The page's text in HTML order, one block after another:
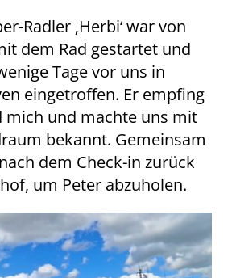
Radler ‚Herbi‘ war von
dem Rad gestartet und
Tage vor uns in
eingetroffen. Er empfing
mich und machte uns mit
bekannt. Gemeinsam
dem Check-in zurück
um Peter abzuholen.